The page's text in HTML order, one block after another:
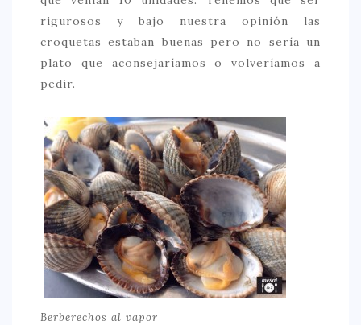
rigurosos y bajo nuestra opinión las
croquetas estaban buenas pero no sería un
plato que aconsejaríamos o volveríamos a
pedir.
Berberechos al vapor